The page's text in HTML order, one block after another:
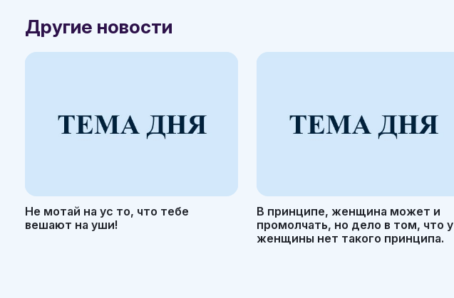
Другие новости
Не мотай на ус то, что тебе
вешают на уши!
В принципе, женщина может и
промолчать, но дело в том, что у
женщины нет такого принципа.